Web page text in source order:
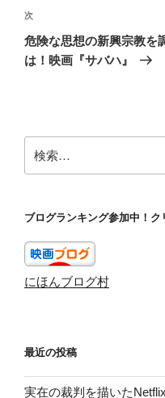
ビ
ゲ
ー
稿
次
の
投
次
危険な思想の新興宗教を
は！映画『サバハ』
索:
ブログランキング参加中！
にほんブログ村
最近の投稿
実在の裁判を描いた